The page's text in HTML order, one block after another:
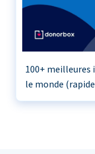
100+ meilleures
le monde